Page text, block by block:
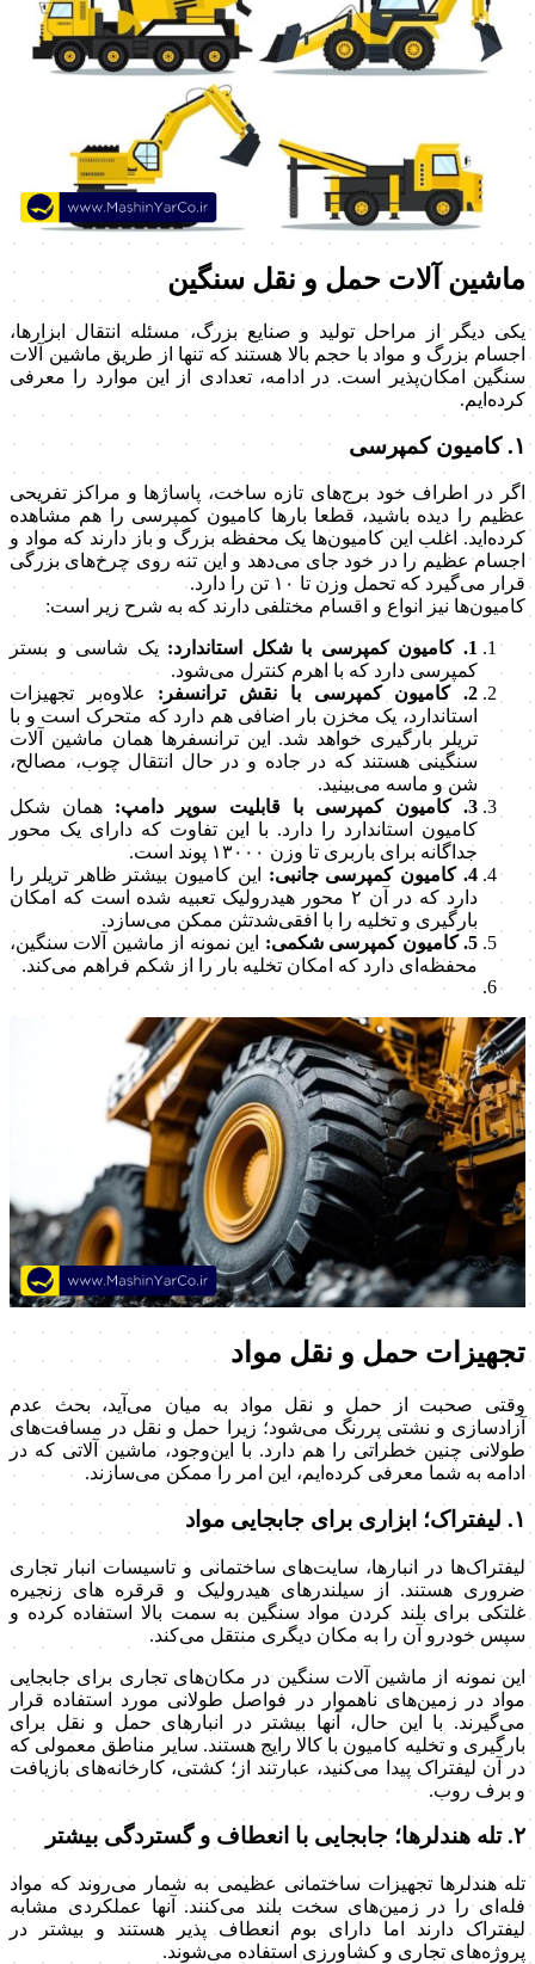
ماشین آلات حمل و نقل سنگین
یکی دیگر از مراحل تولید و صنایع بزرگ، مسئله انتقال ابزارها،
اجسام بزرگ و مواد با حجم بالا هستند که تنها از طریق ماشین آلات
سنگین امکان‌پذیر است. در ادامه، تعدادی از این موارد را معرفی
کرده‌ایم.
۱. کامیون کمپرسی
اگر در اطراف خود برج‌های تازه ساخت، پاساژ‌ها و مراکز تفریحی
عظیم را دیده باشید، قطعا بارها کامیون کمپرسی را هم مشاهده
کرده‌اید. اغلب این کامیون‌ها یک محفظه بزرگ و باز دارند که مواد و
اجسام عظیم را در خود جای می‌دهد و این تنه روی چرخ‌های بزرگی
قرار می‌گیرد که تحمل وزن تا ۱۰ تن را دارد.
کامیون‌ها نیز انواع و اقسام مختلفی دارند که به شرح زیر است:
1. کامیون کمپرسی با شکل استاندارد:
یک شاسی و بستر
کمپرسی دارد که با اهرم کنترل می‌شود.
2. کامیون کمپرسی با نقش ترانسفر:
علاوه‌بر تجهیزات
استاندارد، یک مخزن بار اضافی هم دارد که متحرک است و با
تریلر بارگیری خواهد شد. این ترانسفرها همان ماشین آلات
سنگینی هستند که در جاده و در حال انتقال چوب، مصالح،
شن و ماسه می‌بینید.
3. کامیون کمپرسی با قابلیت سوپر دامپ:
همان شکل
کامیون استاندارد را دارد. با این تفاوت که دارای یک محور
جداگانه برای باربری تا وزن ۱۳۰۰۰ پوند است.
4. کامیون کمپرسی جانبی:
این کامیون بیشتر ظاهر تریلر را
دارد که در آن ۲ محور هیدرولیک تعبیه شده است که امکان
بارگیری و تخلیه را با افقی‌شدتثن ممکن می‌سازد.
5. کامیون کمپرسی شکمی:
این نمونه از ماشین آلات سنگین،
محفظه‌ای دارد که امکان تخلیه بار را از شکم فراهم می‌کند.
تجهیزات حمل و نقل مواد
وقتی صحبت از حمل و نقل مواد به میان می‌آید، بحث عدم
آزادسازی و نشتی پررنگ می‌شود؛ زیرا حمل و نقل در مسافت‌های
طولانی چنین خطراتی را هم دارد. با این‌وجود، ماشین آلاتی که در
ادامه به شما معرفی کرده‌ایم، این امر را ممکن می‌سازند.
۱. لیفتراک؛ ابزاری برای جابجایی مواد
لیفتراک‌ها در انبارها، سایت‌های ساختمانی و تاسیسات انبار تجاری
ضروری هستند. از سیلندرهای هیدرولیک و قرقره های زنجیره
غلتکی برای بلند کردن مواد سنگین به سمت بالا استفاده کرده و
سپس خودرو آن را به مکان دیگری منتقل می‌کند.
این نمونه از ماشین آلات سنگین در مکان‌های تجاری برای جابجایی
مواد در زمین‌های ناهموار در فواصل طولانی مورد استفاده قرار
می‌گیرند. با این حال، آنها بیشتر در انبارهای حمل و نقل برای
بارگیری و تخلیه کامیون با کالا رایج هستند. سایر مناطق معمولی که
در آن لیفتراک پیدا می‌کنید، عبارتند از؛ کشتی، کارخانه‌های بازیافت
و برف روب.
۲. تله هندلرها؛ جابجایی با انعطاف و گستردگی بیشتر
تله هندلرها تجهیزات ساختمانی عظیمی به شمار می‌روند که مواد
فله‌ای را در زمین‌های سخت بلند می‌کنند. آنها عملکردی مشابه
لیفتراک دارند اما دارای بوم انعطاف پذیر هستند و بیشتر در
پروژه‌های تجاری و کشاورزی استفاده می‌شوند.